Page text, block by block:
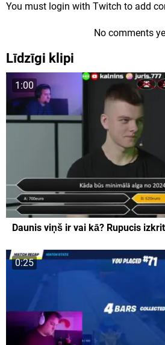
You must login with Twitch to add
No comments
Līdzīgi klipi
1:00
Daunis viņš ir vai kā? Rupucis
0:25